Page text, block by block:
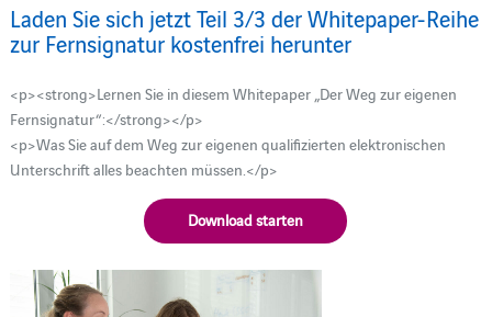
Laden Sie sich jetzt Teil 3/3 der Whitepaper-Reihe
zur Fernsignatur kostenfrei herunter
<p><strong>Lernen Sie in diesem Whitepaper „Der Weg zur eigenen
Fernsignatur“:</strong></p>
<p>Was Sie auf dem Weg zur eigenen qualifizierten elektronischen
Unterschrift alles beachten müssen.</p>
Download starten